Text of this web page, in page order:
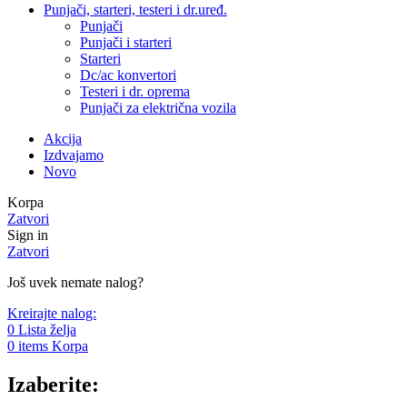
Punjači, starteri, testeri i dr.uređ.
Punjači
Punjači i starteri
Starteri
Dc/ac konvertori
Testeri i dr. oprema
Punjači za električna vozila
Akcija
Izdvajamo
Novo
Korpa
Zatvori
Sign in
Zatvori
Još uvek nemate nalog?
Kreirajte nalog:
0 Lista želja
0 items Korpa
Izaberite: